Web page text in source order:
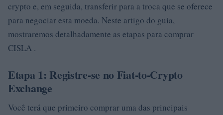
crypto e, em seguida, transferir para a troca que se oferece
para negociar esta moeda. Neste artigo do guia,
mostraremos detalhadamente as etapas para comprar
CISLA .
Etapa 1: Registre-se no Fiat-to-Crypto
Exchange
Você terá que primeiro comprar uma das principais